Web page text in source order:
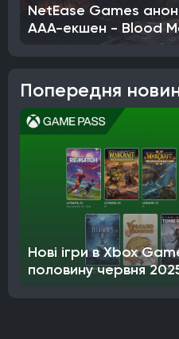
NetEase Games
AAA-екшен - Blood
Попередня
Нові ігри в Xbox
половину червня